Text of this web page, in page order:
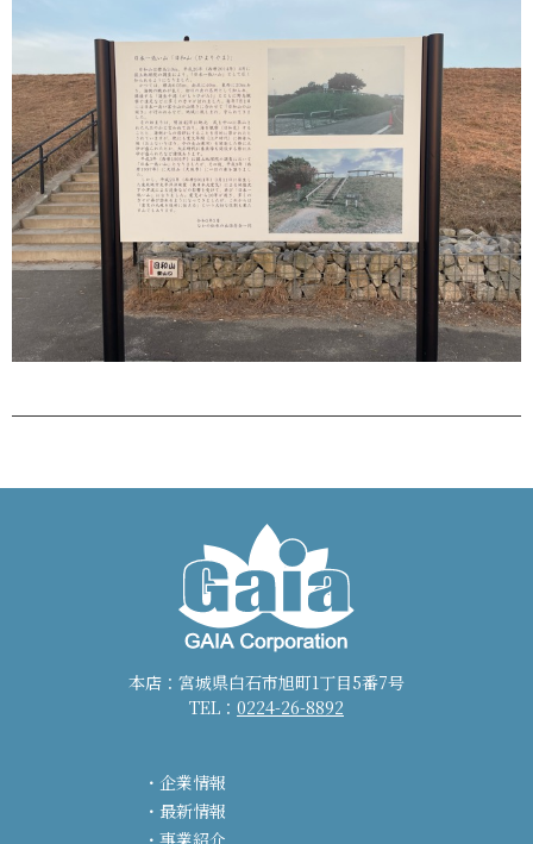
本店：宮城県白石市旭町1丁目5番7号
TEL： 0224-26-8892
企業情報
最新情報
事業紹介